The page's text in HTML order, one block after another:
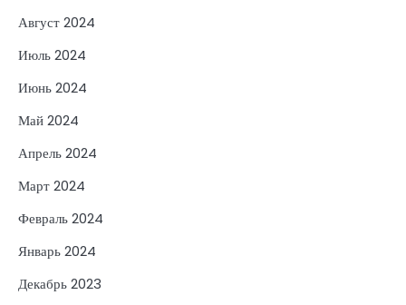
Август 2024
Июль 2024
Июнь 2024
Май 2024
Апрель 2024
Март 2024
Февраль 2024
Январь 2024
Декабрь 2023